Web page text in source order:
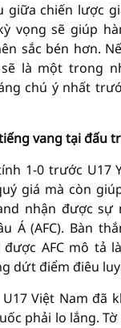
giữa chiến lược
vọng sẽ giúp
sắc bén hơn.
là một trong
chú ý nhất
vang tại đấu
1-0 trước U17
giá mà còn
nhận được
Á (AFC). Bàn
AFC mô tả
dứt điểm điêu
Việt Nam đã
phải lo lắng.